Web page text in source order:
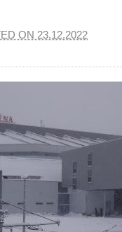
ON 23.12.2022